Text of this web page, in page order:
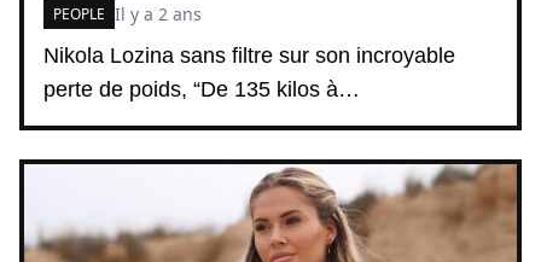
Nikola Lozina sans filtre sur son incroyable
perte de poids, “De 135 kilos à…
PEOPLE Il y a 2 ans